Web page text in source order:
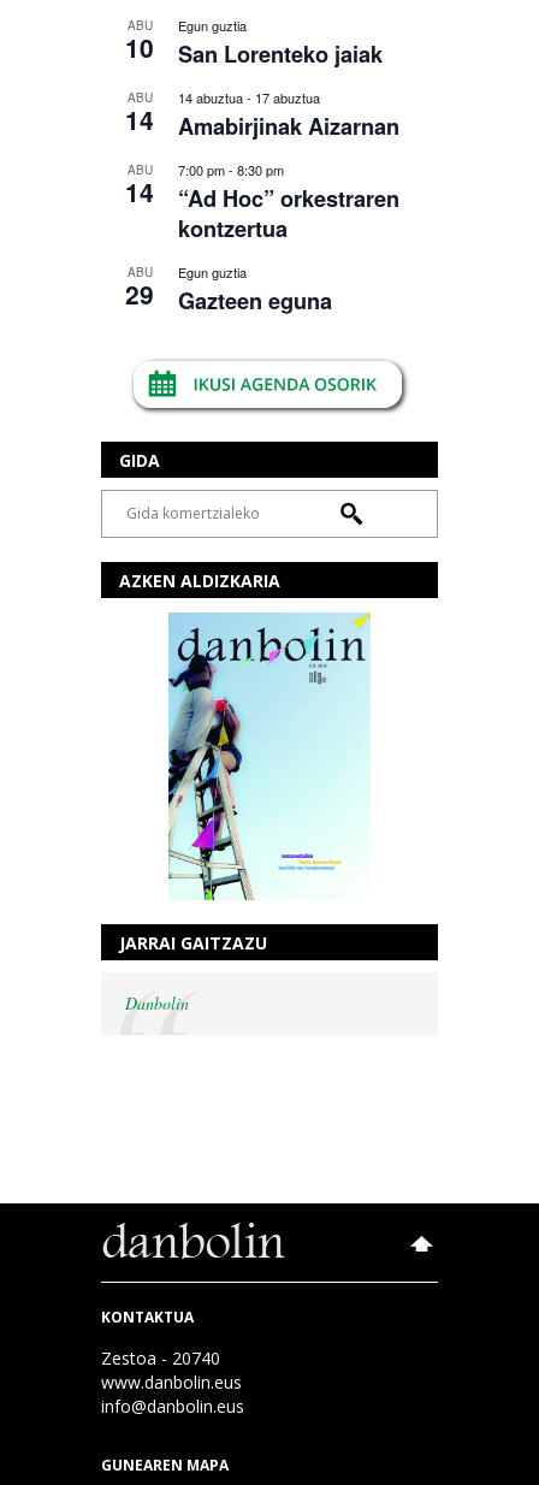
ABU
10
Egun guztia
San Lorenteko jaiak
ABU
14
14 abuztua- 17 abuztua
Amabirjinak Aizarnan
ABU
14
7:00 pm- 8:30 pm
“Ad Hoc” orkestraren
kontzertua
ABU
29
Egun guztia
Gazteen eguna
GIDA
AZKEN ALDIZKARIA
JARRAI GAITZAZU
Danbolin
KONTAKTUA
Zestoa - 20740
www.danbolin.eus
info@danbolin.eus
GUNEAREN MAPA